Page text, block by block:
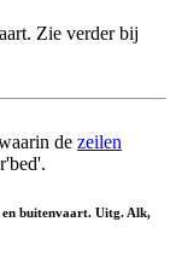
Zie verder bij
de zeilen
buitenvaart. Uitg. Alk,